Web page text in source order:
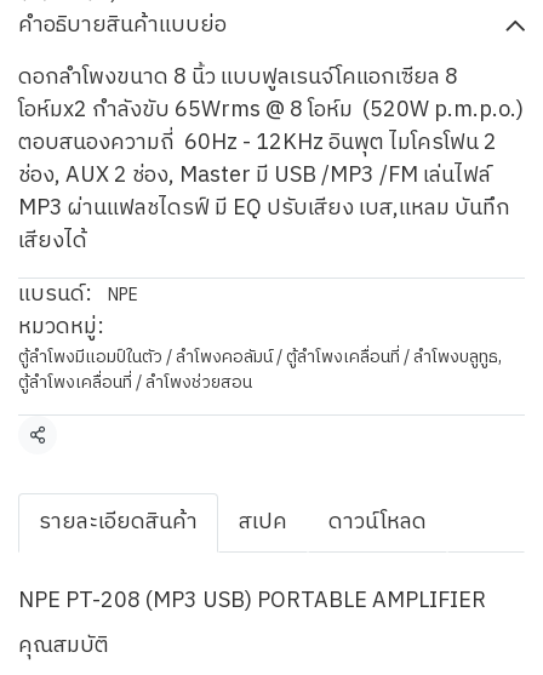
คำอธิบายสินค้าแบบย่อ
ดอกลำโพงขนาด 8 นิ้ว แบบฟูลเรนจ์โคแอกเซียล 8
โอห์มx2 กำลังขับ 65Wrms @ 8 โอห์ม (520W p.m.p.o.)
ตอบสนองความถี่ 60Hz - 12KHz อินพุต ไมโครโฟน 2
ช่อง, AUX 2 ช่อง, Master มี USB /MP3 /FM เล่นไฟล์
MP3 ผ่านแฟลชไดรฟ์ มี EQ ปรับเสียง เบส,แหลม บันทึก
เสียงได้
แบรนด์:
NPE
หมวดหมู่:
ตู้ลำโพงมีแอมป์ในตัว / ลำโพงคอลัมน์ / ตู้ลำโพงเคลื่อนที่ / ลำโพงบลูทูธ,
ตู้ลำโพงเคลื่อนที่ / ลำโพงช่วยสอน
แชร์
รายละเอียดสินค้า สเปค ดาวน์โหลด
NPE PT-208 (MP3 USB) PORTABLE AMPLIFIER
คุณสมบัติ